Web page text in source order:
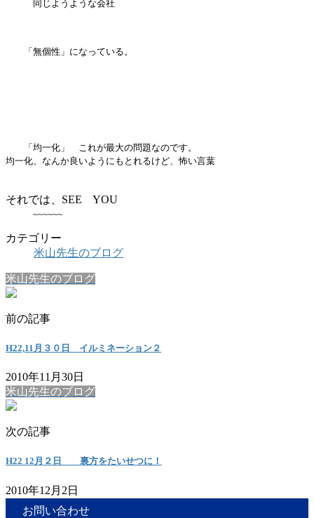
同じようような会社
「無個性」になっている。
「均一化」 これが最大の問題なのです。
均一化、なんか良いようにもとれるけど、怖い言葉
それでは、SEE YOU
~~~~~~
カテゴリー
米山先生のブログ
米山先生のブログ
前の記事
H22,11月３０日 イルミネーション２
2010年11月30日
米山先生のブログ
次の記事
H22 12月２日 裏方をたいせつに！
2010年12月2日
お問い合わせ